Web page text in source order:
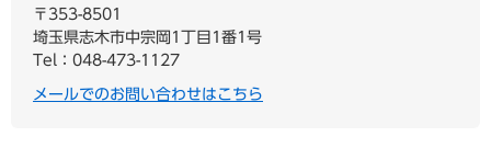
〒353-8501
埼玉県志木市中宗岡1丁目1番1号
Tel：048-473-1127
メールでのお問い合わせはこちら